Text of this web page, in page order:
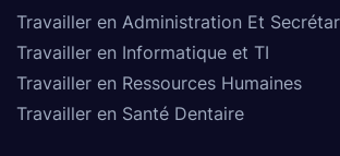
Travailler en Administration Et
Travailler en Informatique et TI
Travailler en Ressources Humaines
Travailler en Santé Dentaire